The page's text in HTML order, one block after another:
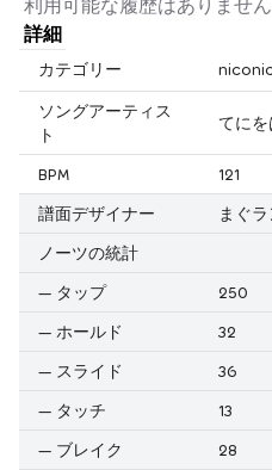
詳細
カテゴリー
ソングアーティス
ト
てにを
BPM
121
譜面デザイナー
まぐ
ノーツの統計
— タップ
250
— ホールド
32
— スライド
36
— タッチ
13
— ブレイク
28